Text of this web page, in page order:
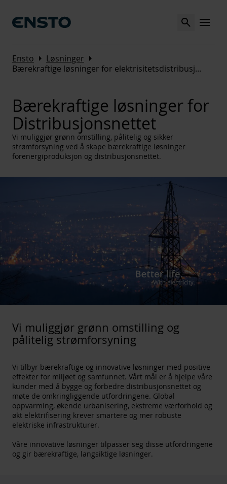
Search MENU
Ensto Arrow_right Løsninger Arrow_right
Bærekraftige løsninger for elektrisitetsdistribusj...
Bærekraftige løsninger for
Distribusjonsnettet
Vi muliggjør grønn omstilling, pålitelig og sikker
strømforsyning ved å skape bærekraftige løsninger
forenergiproduksjon og distribusjonsnettet.
Vi muliggjør grønn omstilling og
pålitelig strømforsyning
Vi tilbyr bærekraftige og innovative løsninger med positive
effekter for miljøet og samfunnet. Vårt mål er å hjelpe våre
kunder med å bygge og forbedre distribusjonsnettet og
møte de omkringliggende utfordringene. Global
oppvarming, økende urbanisering, ekstreme værforhold og
økt elektrifisering krever smartere og mer robuste
elektriske infrastrukturer.
Våre innovative løsninger tilpasser seg disse utfordringene
og gir bærekraftige, langsiktige løsninger.